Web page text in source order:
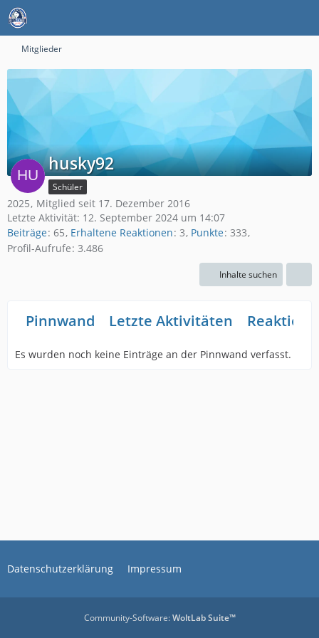
Mitglieder
husky92
Schüler
2025 Mitglied seit 17. Dezember 2016
Letzte Aktivität: 12. September 2024 um 14:07
Beiträge 65 Erhaltene Reaktionen 3 Punkte 333
Profil-Aufrufe 3.486
Inhalte suchen
Pinnwand Letzte Aktivitäten
Es wurden noch keine Einträge an der Pinnwand verfasst.
Datenschutzerklärung Impressum
Community-Software:WoltLab Suite™